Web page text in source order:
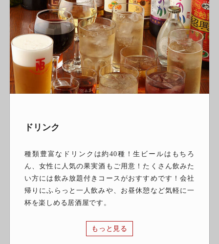
ドリンク
種類豊富なドリンクは約40種！生ビールはもちろ
ん、女性に人気の果実酒もご用意！たくさん飲みた
い方には飲み放題付きコースがおすすめです！会社
帰りにふらっと一人飲みや、お昼休憩など気軽に一
杯を楽しめる居酒屋です。
もっと見る